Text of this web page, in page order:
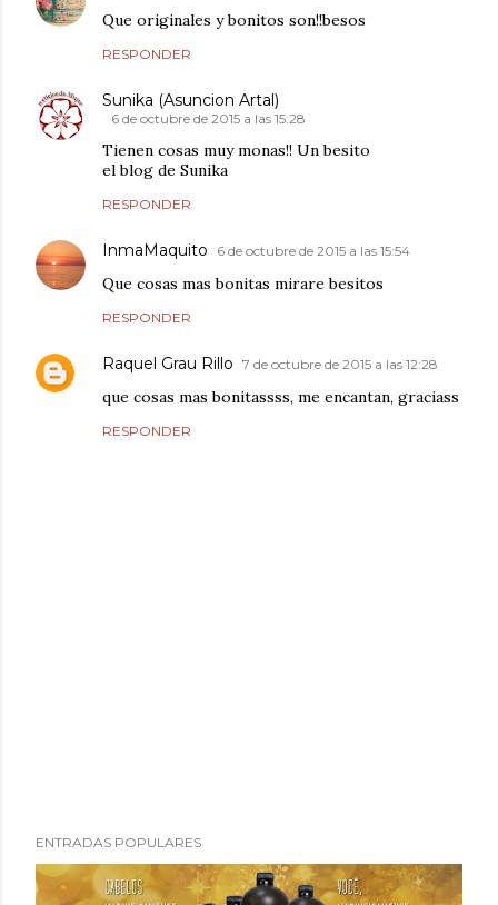
Que originales y bonitos son!!besos
RESPONDER
Sunika (Asuncion Artal)
6 de octubre de 2015 a las 15:28
Tienen cosas muy monas!! Un besito
el blog de Sunika
RESPONDER
InmaMaquito 6 de octubre de 2015 a las 15:54
Que cosas mas bonitas mirare besitos
RESPONDER
Raquel Grau Rillo 7 de octubre de 2015 a las 12:28
que cosas mas bonitassss, me encantan, graciass
RESPONDER
u
b
ENTRADAS POPULARES